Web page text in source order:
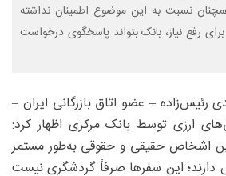
نسبت به این موضوع اطمینان نداشته
رفع نیاز، بانک بتواند پاسخگوی درخواست
رئیس‌زاده – عضو اتاق بازرگانی ایران –
ارزی توسط بانک مرکزی اظهار کرد:
اشخاص حقیقی و حقوقی به‌طور مستمر
این سفرها صرفاً گردشگری نیست